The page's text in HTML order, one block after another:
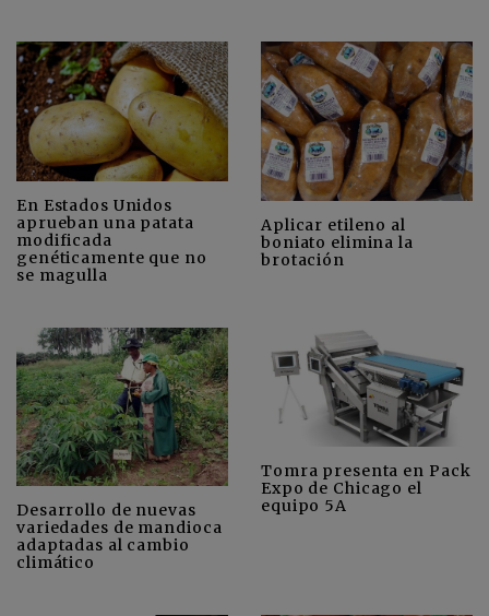
En Estados Unidos
aprueban una patata
modificada
genéticamente que no
se magulla
Aplicar etileno al
boniato elimina la
brotación
Desarrollo de nuevas
variedades de mandioca
adaptadas al cambio
climático
Tomra presenta en Pack
Expo de Chicago el
equipo 5A